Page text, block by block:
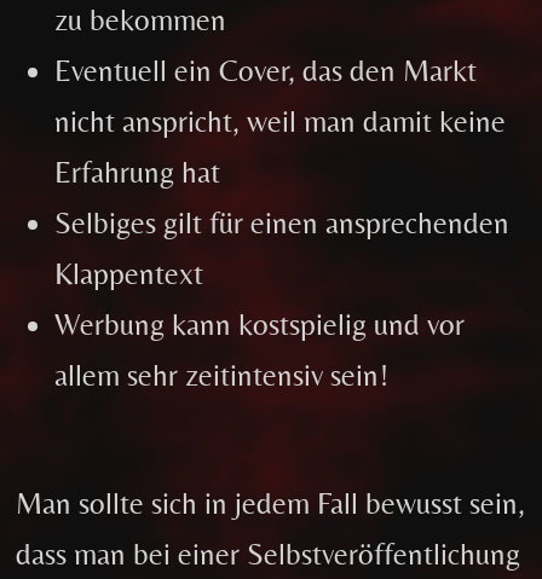
zu bekommen
Eventuell ein Cover, das den Markt
nicht anspricht, weil man damit keine
Erfahrung hat
Selbiges gilt für einen ansprechenden
Klappentext
Werbung kann kostspielig und vor
allem sehr zeitintensiv sein!
Man sollte sich in jedem Fall bewusst sein,
dass man bei einer Selbstveröffentlichung